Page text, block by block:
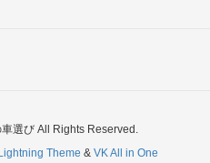
選び All Rights Reserved.
Lightning Theme & VK All in One